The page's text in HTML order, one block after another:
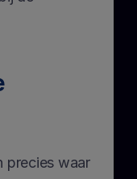
precies waar